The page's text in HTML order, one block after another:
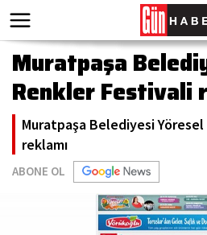
Muratpaşa
Renkler Festivali
Muratpaşa Belediyesi
reklamı
ABONE OL